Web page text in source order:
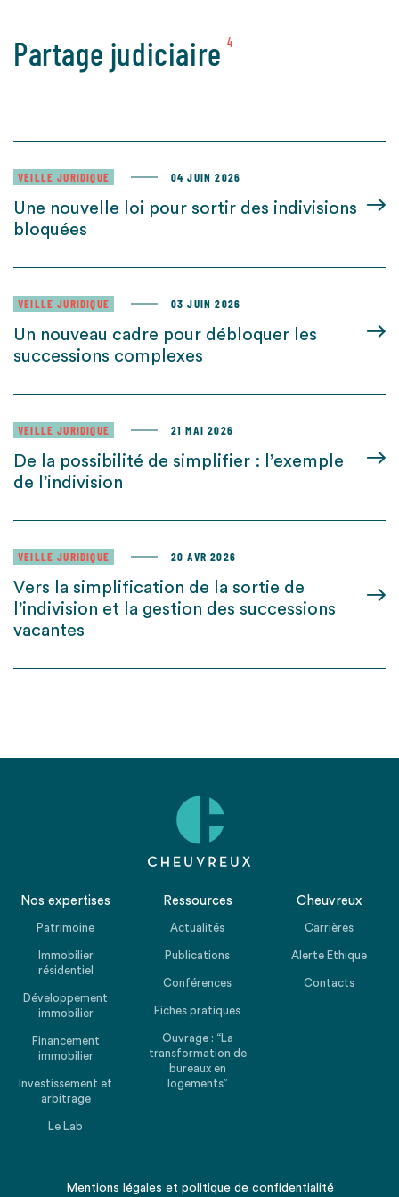
Partage judiciaire 4
VEILLE JURIDIQUE 04 JUIN 2026
Une nouvelle loi pour sortir des indivisions
bloquées
VEILLE JURIDIQUE 03 JUIN 2026
Un nouveau cadre pour débloquer les
successions complexes
VEILLE JURIDIQUE 21 MAI 2026
De la possibilité de simplifier : l’exemple
de l’indivision
VEILLE JURIDIQUE 20 AVR 2026
Vers la simplification de la sortie de
l’indivision et la gestion des successions
vacantes
Nos expertises
Patrimoine
Immobilier
résidentiel
Développement
immobilier
Financement
immobilier
Investissement et
arbitrage
Le Lab
Ressources
Actualités
Publications
Conférences
Fiches pratiques
Ouvrage : “La
transformation de
bureaux en
logements”
Cheuvreux
Carrières
Alerte Ethique
Contacts
Mentions légales et politique de confidentialité